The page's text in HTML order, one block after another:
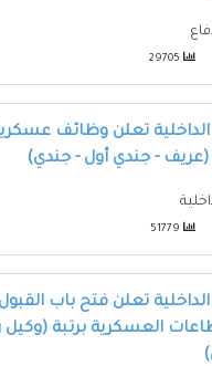
الداخلية تعلن وظائف
(عريف - جندي أول - جندي)
الداخلية تعلن فتح باب القبول
العسكرية برتبة